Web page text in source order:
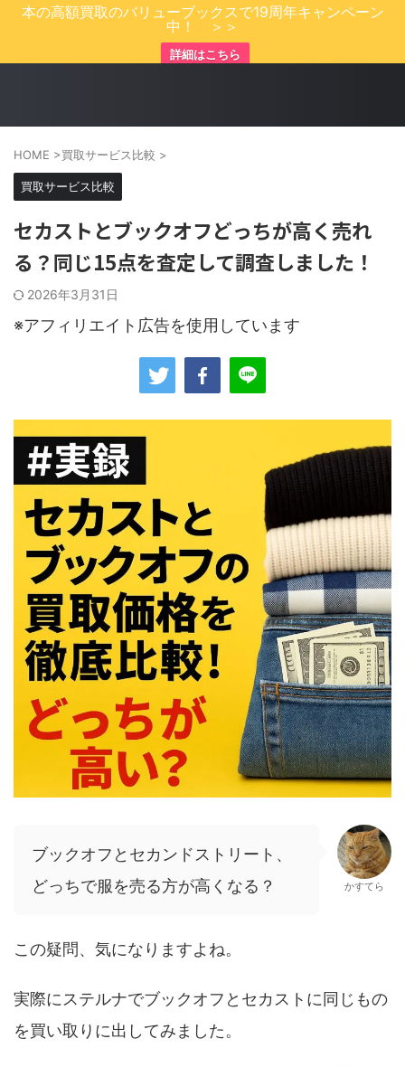
本の高額買取のバリューブックスで19周年キャンペーン
中！ ＞＞
詳細はこちら
HOME >買取サービス比較 >
買取サービス比較
セカストとブックオフどっちが高く売れ
る？同じ15点を査定して調査しました！
2026年3月31日
※アフィリエイト広告を使用しています
ブックオフとセカンドストリート、
どっちで服を売る方が高くなる？
かすてら
この疑問、気になりますよね。
実際にステルナでブックオフとセカストに同じもの
を買い取りに出してみました。